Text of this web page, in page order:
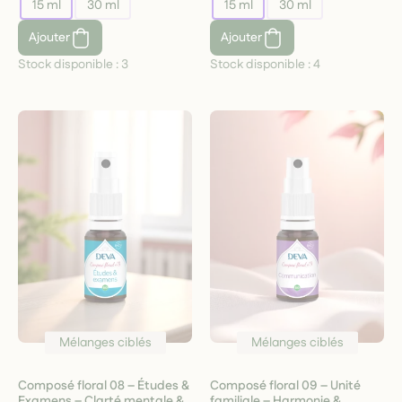
15 ml
30 ml
Ajouter
Stock disponible : 3
15 ml
30 ml
Ajouter
Stock disponible :4
Mélanges ciblés
Composé floral 08 – Études &
Mélanges ciblés
Composé floral 09 – Unité